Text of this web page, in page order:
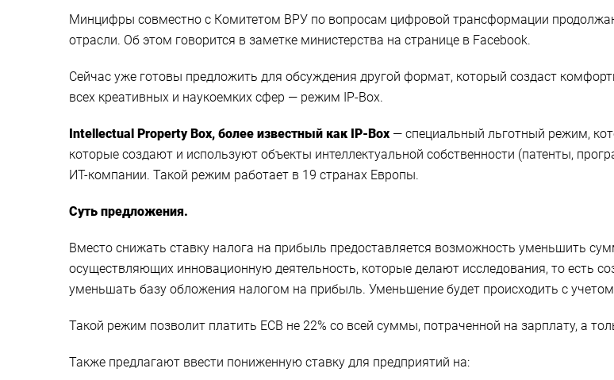
Минцифры совместно с Комитетом ВРУ по вопросам цифровой трансформации
отрасли. Об этом говорится в заметке министерства на странице в Facebook.
Сейчас уже готовы предложить для обсуждения другой формат, который создаст
всех креативных и наукоемких сфер — режим ІP-Box.
Intellectual Property Box, более известный как IP-Box — специальный льготный режим,
которые создают и используют объекты интеллектуальной собственности (патенты,
ИТ-компании. Такой режим работает в 19 странах Европы.
Суть предложения.
Вместо снижать ставку налога на прибыль предоставляется возможность уменьшить
осуществляющих инновационную деятельность, которые делают исследования, то есть
уменьшать базу обложения налогом на прибыль. Уменьшение будет происходить с
Такой режим позволит платить ЕСВ не 22% со всей суммы, потраченной на зарплату, а
Также предлагают ввести пониженную ставку для предприятий на: